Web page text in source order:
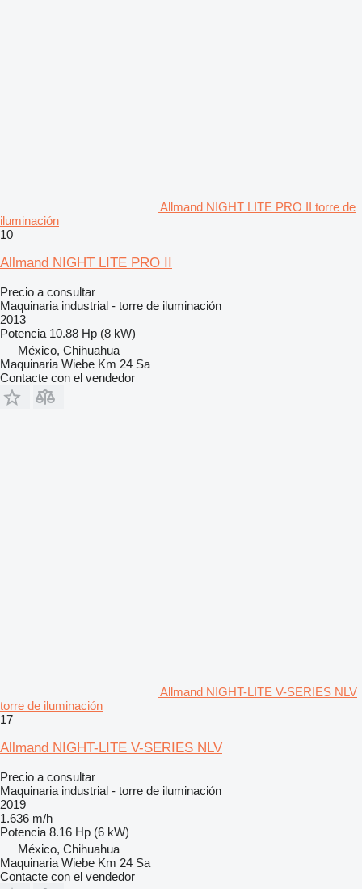
Allmand NIGHT LITE PRO II torre de
iluminación
10
Allmand NIGHT LITE PRO II
Precio a consultar
Maquinaria industrial - torre de iluminación
2013
Potencia 10.88 Hp (8 kW)
México, Chihuahua
Maquinaria Wiebe Km 24 Sa
Contacte con el vendedor
Allmand NIGHT-LITE V-SERIES NLV
torre de iluminación
17
Allmand NIGHT-LITE V-SERIES NLV
Precio a consultar
Maquinaria industrial - torre de iluminación
2019
1.636 m/h
Potencia 8.16 Hp (6 kW)
México, Chihuahua
Maquinaria Wiebe Km 24 Sa
Contacte con el vendedor